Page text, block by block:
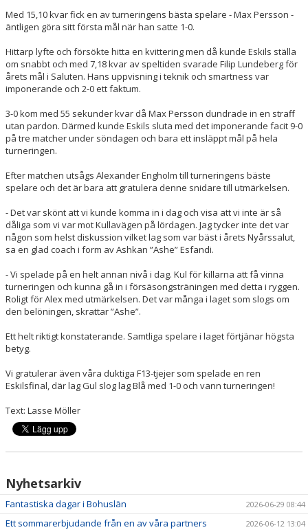
Med 15,10 kvar fick en av turneringens bästa spelare - Max Persson -
äntligen göra sitt första mål när han satte 1-0.
Hittarp lyfte och försökte hitta en kvittering men då kunde Eskils ställa
om snabbt och med 7,18 kvar av speltiden svarade Filip Lundeberg för
årets mål i Saluten. Hans uppvisning i teknik och smartness var
imponerande och 2-0 ett faktum.
3-0 kom med 55 sekunder kvar då Max Persson dundrade in en straff
utan pardon. Därmed kunde Eskils sluta med det imponerande facit 9-0
på tre matcher under söndagen och bara ett insläppt mål på hela
turneringen.
Efter matchen utsågs Alexander Engholm till turneringens bäste
spelare och det är bara att gratulera denne snidare till utmärkelsen.
- Det var skönt att vi kunde komma in i dag och visa att vi inte är så
dåliga som vi var mot Kullavägen på lördagen. Jag tycker inte det var
någon som helst diskussion vilket lag som var bäst i årets Nyårssalut,
sa en glad coach i form av Ashkan ”Ashe” Esfandi.
- Vi spelade på en helt annan nivå i dag. Kul för killarna att få vinna
turneringen och kunna gå in i försäsongsträningen med detta i ryggen.
Roligt för Alex med utmärkelsen. Det var många i laget som slogs om
den belöningen, skrattar ”Ashe”.
Ett helt riktigt konstaterande. Samtliga spelare i laget förtjänar högsta
betyg.
Vi gratulerar även våra duktiga F13-tjejer som spelade en ren
Eskilsfinal, där lag Gul slog lag Blå med 1-0 och vann turneringen!
Text: Lasse Möller
Nyhetsarkiv
Fantastiska dagar i Bohuslän 2026-06-29 08:44
Ett sommarerbjudande från en av våra partners 2026-06-12 13:04